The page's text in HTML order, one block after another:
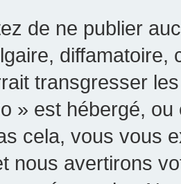
de ne publier
diffamatoire,
transgresser
» est hébergé,
cela, vous vous
nous avertirons